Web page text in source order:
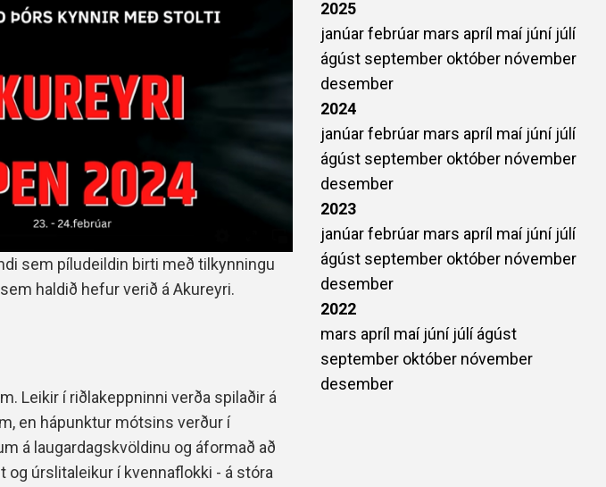
Þórs
sem píludeildin birti með tilkynningu
haldið hefur verið á Akureyri.
Leikir í riðlakeppninni verða spilaðir á
en hápunktur mótsins verður í
á laugardagskvöldinu og áformað að
og úrslitaleikur í kvennaflokki - á stóra
2025
janúarfebrúar mars apríl maí júní júlí
ágúst september október nóvember
desember
2024
janúarfebrúar mars apríl maí júní júlí
ágúst september október nóvember
desember
2023
janúarfebrúar mars apríl maí júní júlí
ágúst september október nóvember
desember
2022
mars apríl maí júní júlíágúst
september október nóvember
desember